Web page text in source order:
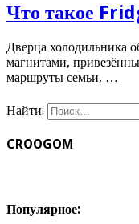
Что такое
Дверца холодильника
магнитами,
маршруты семьи, …
Найти:
CROOGOM
Популярное: